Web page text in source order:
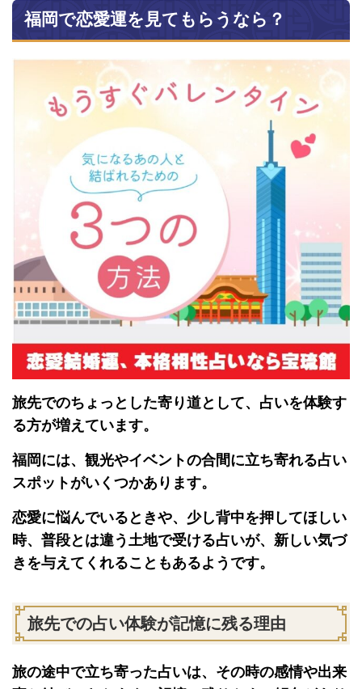
福岡で恋愛運を見てもらうなら？
旅先でのちょっとした寄り道として、占いを体験す
る方が増えています。
福岡には、観光やイベントの合間に立ち寄れる占い
スポットがいくつかあります。
恋愛に悩んでいるときや、少し背中を押してほしい
時、普段とは違う土地で受ける占いが、新しい気づ
きを与えてくれることもあるようです。
旅先での占い体験が記憶に残る理由
旅の途中で立ち寄った占いは、その時の感情や出来